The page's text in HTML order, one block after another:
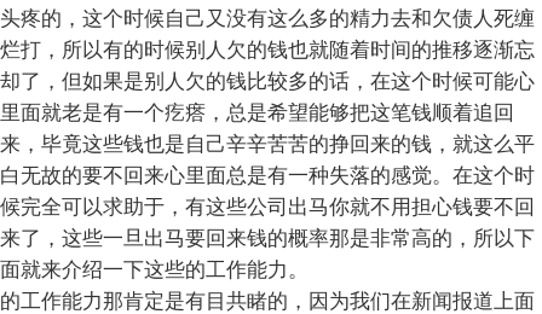
头疼的，这个时候自己又没有这么多的精力去和欠债人死缠
烂打，所以有的时候别人欠的钱也就随着时间的推移逐渐忘
却了，但如果是别人欠的钱比较多的话，在这个时候可能心
里面就老是有一个疙瘩，总是希望能够把这笔钱顺着追回
来，毕竟这些钱也是自己辛辛苦苦的挣回来的钱，就这么平
白无故的要不回来心里面总是有一种失落的感觉。在这个时
候完全可以求助于，有这些公司出马你就不用担心钱要不回
来了，这些一旦出马要回来钱的概率那是非常高的，所以下
面就来介绍一下这些的工作能力。
的工作能力那肯定是有目共睹的，因为我们在新闻报道上面